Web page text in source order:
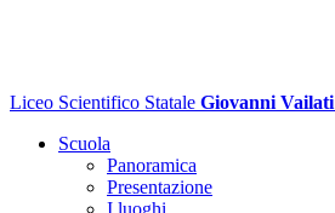
Liceo Scientifico Statale Giovanni Vailati
Scuola
Panoramica
Presentazione
I luoghi